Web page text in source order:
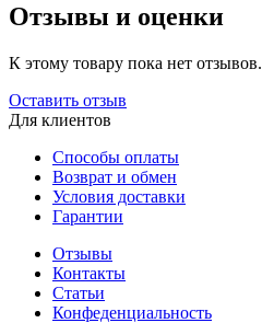
Отзывы и оценки
К этому товару пока нет отзывов.
Оставить отзыв
Для клиентов
Способы оплаты
Возврат и обмен
Условия доставки
Гарантии
Отзывы
Контакты
Статьи
Конфеденциальность